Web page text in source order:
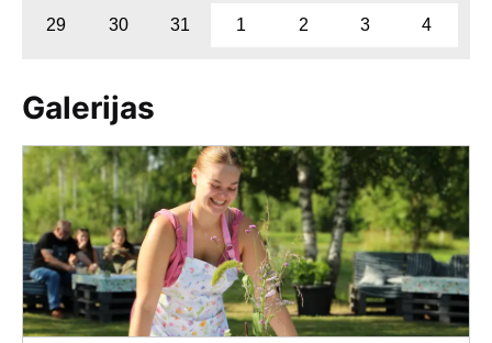
29 30 31 1 2 3 4
Galerijas